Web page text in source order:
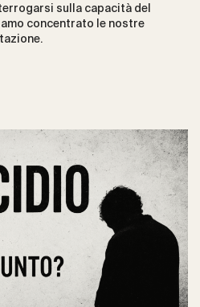
sulla capacità del
concentrato le nostre